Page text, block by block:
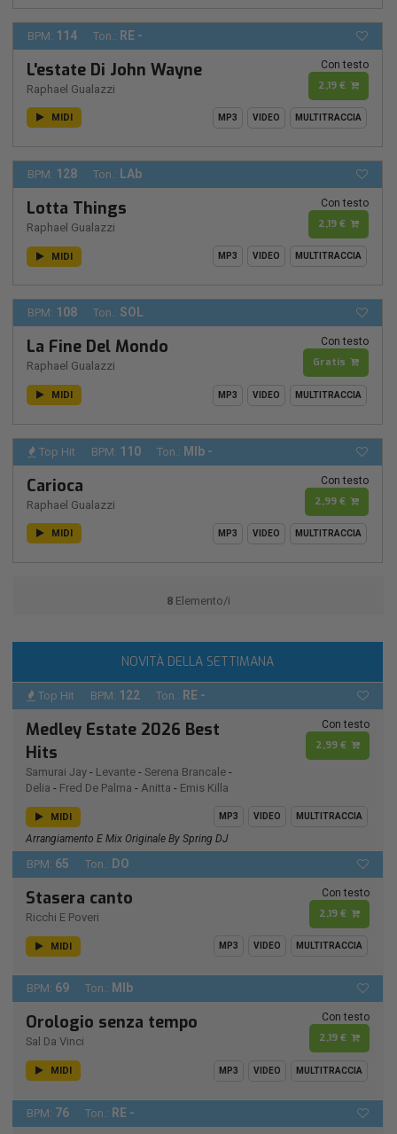
BPM: 114 Ton.: RE -
L'estate Di John Wayne
Raphael Gualazzi
Con testo
2,19 €
MIDI MP3 VIDEO MULTITRACCIA
BPM: 128 Ton.: LAb
Lotta Things
Raphael Gualazzi
Con testo
2,19 €
MIDI MP3 VIDEO MULTITRACCIA
BPM: 108 Ton.: SOL
La Fine Del Mondo
Raphael Gualazzi
Con testo
Gratis
MIDI MP3 VIDEO MULTITRACCIA
Top Hit BPM: 110 Ton.: MIb -
Carioca
Raphael Gualazzi
Con testo
2,99 €
MIDI MP3 VIDEO MULTITRACCIA
8 Elemento/i
NOVITÀ DELLA SETTIMANA
Top Hit BPM: 122 Ton.: RE -
Medley Estate 2026 Best
Hits
Samurai Jay - Levante - Serena Brancale -
Delia - Fred De Palma - Anitta - Emis Killa
Con testo
2,99 €
MIDI MP3 VIDEO MULTITRACCIA
Arrangiamento E Mix Originale By Spring DJ
BPM: 65 Ton.: DO
Stasera canto
Ricchi E Poveri
Con testo
2,19 €
MIDI MP3 VIDEO MULTITRACCIA
BPM: 69 Ton.: MIb
Orologio senza tempo
Sal Da Vinci
Con testo
2,19 €
MIDI MP3 VIDEO MULTITRACCIA
BPM: 76 Ton.: RE -